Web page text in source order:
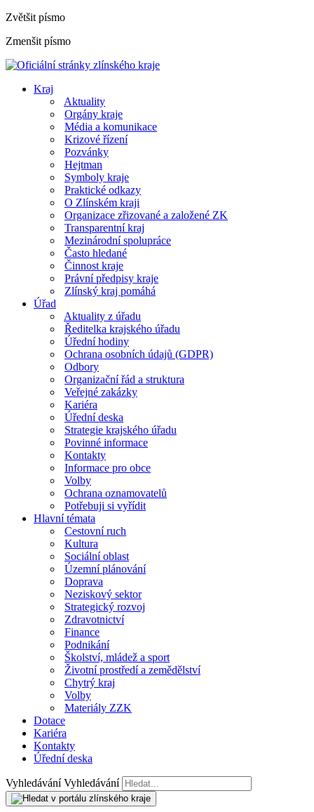
Zvětšit písmo
Zmenšit písmo
Kraj
Aktuality
Orgány kraje
Média a komunikace
Krizové řízení
Pozvánky
Hejtman
Symboly kraje
Praktické odkazy
O Zlínském kraji
Organizace zřizované a založené ZK
Transparentní kraj
Mezinárodní spolupráce
Často hledané
Činnost kraje
Právní předpisy kraje
Zlínský kraj pomáhá
Úřad
Aktuality z úřadu
Ředitelka krajského úřadu
Úřední hodiny
Ochrana osobních údajů (GDPR)
Odbory
Organizační řád a struktura
Veřejné zakázky
Kariéra
Úřední deska
Strategie krajského úřadu
Povinné informace
Kontakty
Informace pro obce
Volby
Ochrana oznamovatelů
Potřebuji si vyřídit
Hlavní témata
Cestovní ruch
Kultura
Sociální oblast
Územní plánování
Doprava
Neziskový sektor
Strategický rozvoj
Zdravotnictví
Finance
Podnikání
Školství, mládež a sport
Životní prostředí a zemědělství
Chytrý kraj
Volby
Materiály ZZK
Dotace
Kariéra
Kontakty
Úřední deska
Vyhledávání Vyhledávání